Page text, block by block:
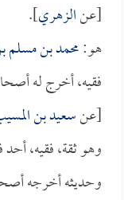
[عنالزهري].
هو:محمد بن مسلم
فقيه، أخرج له
[عنسعيد بن
وهو ثقة، فقيه، أحد
وحديثه أخرجه